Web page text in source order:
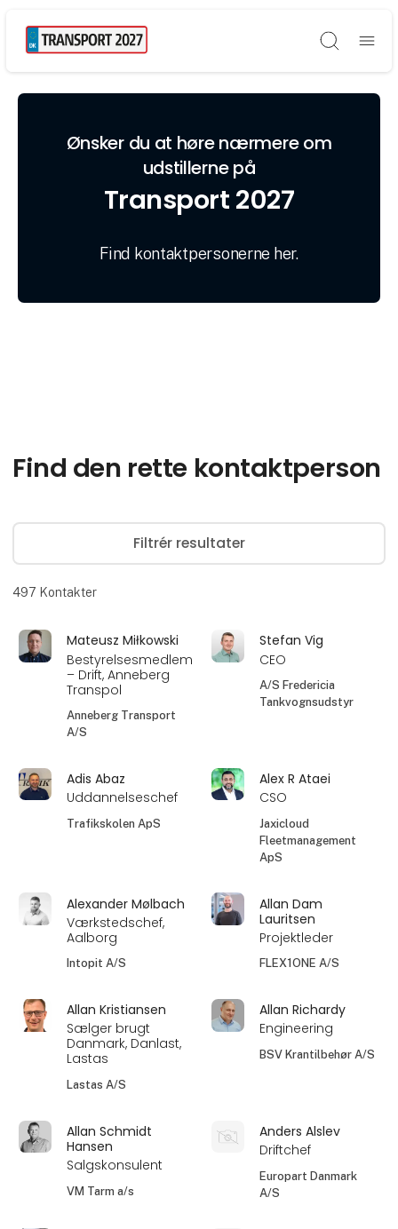
Søg
Ønsker du at høre nærmere om
udstillerne på
Transport 2027
Find kontaktpersonerne her.
Find den rette kontaktperson
Filtrér resultater
497 Kontakter
Mateusz Miłkowski
Bestyrelsesmedlem
– Drift, Anneberg
Transpol
Anneberg Transport
A/S
Stefan Vig
CEO
A/S Fredericia
Tankvognsudstyr
Adis Abaz
Uddannelseschef
Trafikskolen ApS
Alex R Ataei
CSO
Jaxicloud
Fleetmanagement
ApS
Alexander Mølbach
Værkstedschef,
Aalborg
Intopit A/S
Allan Dam
Lauritsen
Projektleder
FLEX1ONE A/S
Allan Kristiansen
Sælger brugt
Danmark, Danlast,
Lastas
Lastas A/S
Allan Richardy
Engineering
BSV Krantilbehør A/S
Allan Schmidt
Hansen
Salgskonsulent
VM Tarm a/s
Anders Alslev
Driftchef
Europart Danmark
A/S